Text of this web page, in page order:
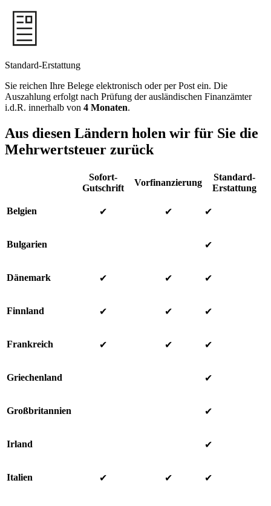
Standard-Erstattung
Sie reichen Ihre Belege elektronisch oder per Post ein. Die
Auszahlung erfolgt nach Prüfung der ausländischen Finanzämter
i.d.R. innerhalb von 4 Monaten.
Aus diesen Ländern holen wir für Sie die
Mehrwertsteuer zurück
Sofort-
Gutschrift
Vorfinanzierung
Standard-
Erstattung
Belgien ✔ ✔ ✔
Bulgarien ✔
Dänemark ✔ ✔ ✔
Finnland ✔ ✔ ✔
Frankreich ✔ ✔ ✔
Griechenland ✔
Großbritannien ✔
Irland ✔
Italien ✔ ✔ ✔